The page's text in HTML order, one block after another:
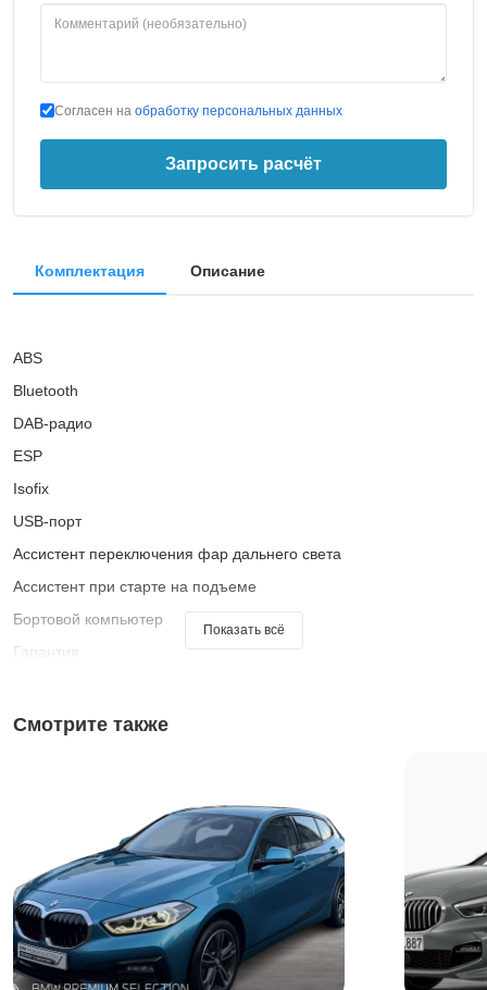
Согласен на обработку персональных данных
Запросить расчёт
Комплектация Описание
ABS
Bluetooth
DAB-радио
ESP
Isofix
USB-порт
Ассистент переключения фар дальнего света
Ассистент при старте на подъеме
Бортовой компьютер
Гарантия
Датчик дождя
Кожаный руль
Колеса из легкого сплава
Комплект громкой связи
Контроль давления в шинах
Круиз-контроль
Показать всё
Смотрите также